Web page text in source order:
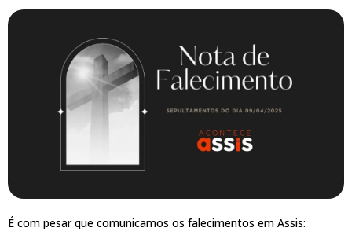
É com pesar que comunicamos os falecimentos em Assis: